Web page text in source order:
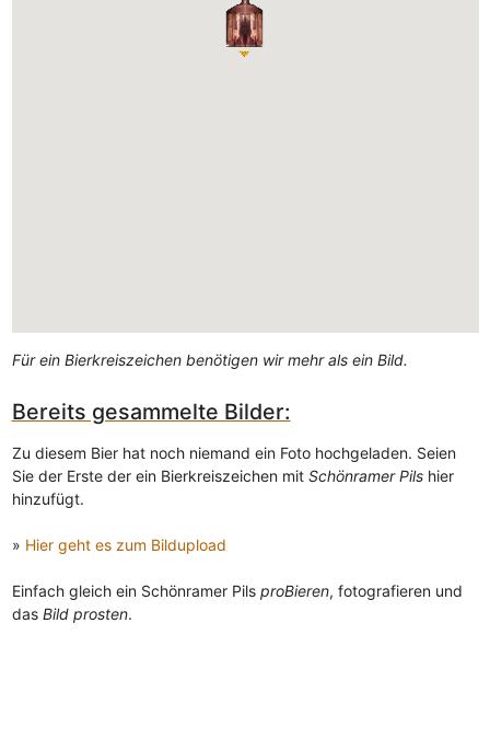
Für ein Bierkreiszeichen benötigen wir mehr als ein Bild.
Bereits gesammelte Bilder:
Zu diesem Bier hat noch niemand ein Foto hochgeladen. Seien
Sie der Erste der ein Bierkreiszeichen mit Schönramer Pilshier
hinzufügt.
» Hier geht es zum Bildupload
Einfach gleich ein Schönramer Pils proBieren, fotografieren und
das Bild prosten.